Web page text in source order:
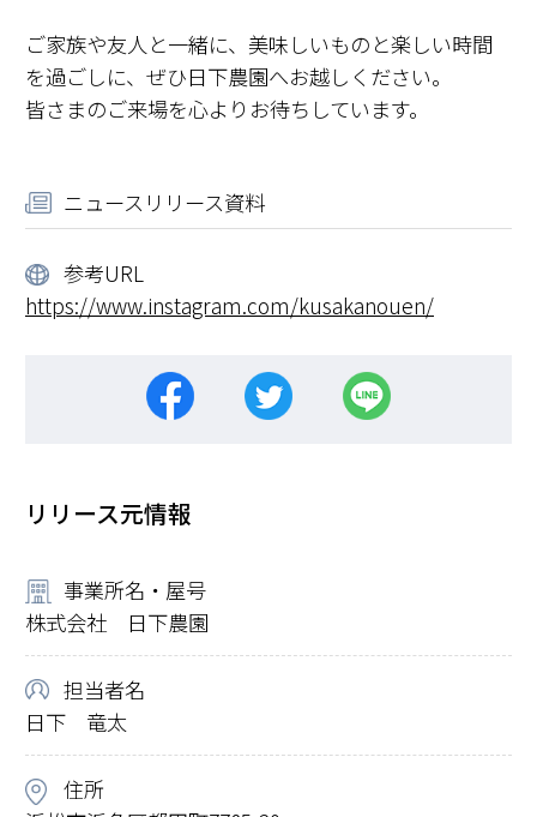
ご家族や友人と一緒に、美味しいものと楽しい時間
を過ごしに、ぜひ日下農園へお越しください。
皆さまのご来場を心よりお待ちしています。
ニュースリリース資料
参考URL
https://www.instagram.com/kusakanouen/
リリース元情報
事業所名・屋号
株式会社 日下農園
担当者名
日下 竜太
住所